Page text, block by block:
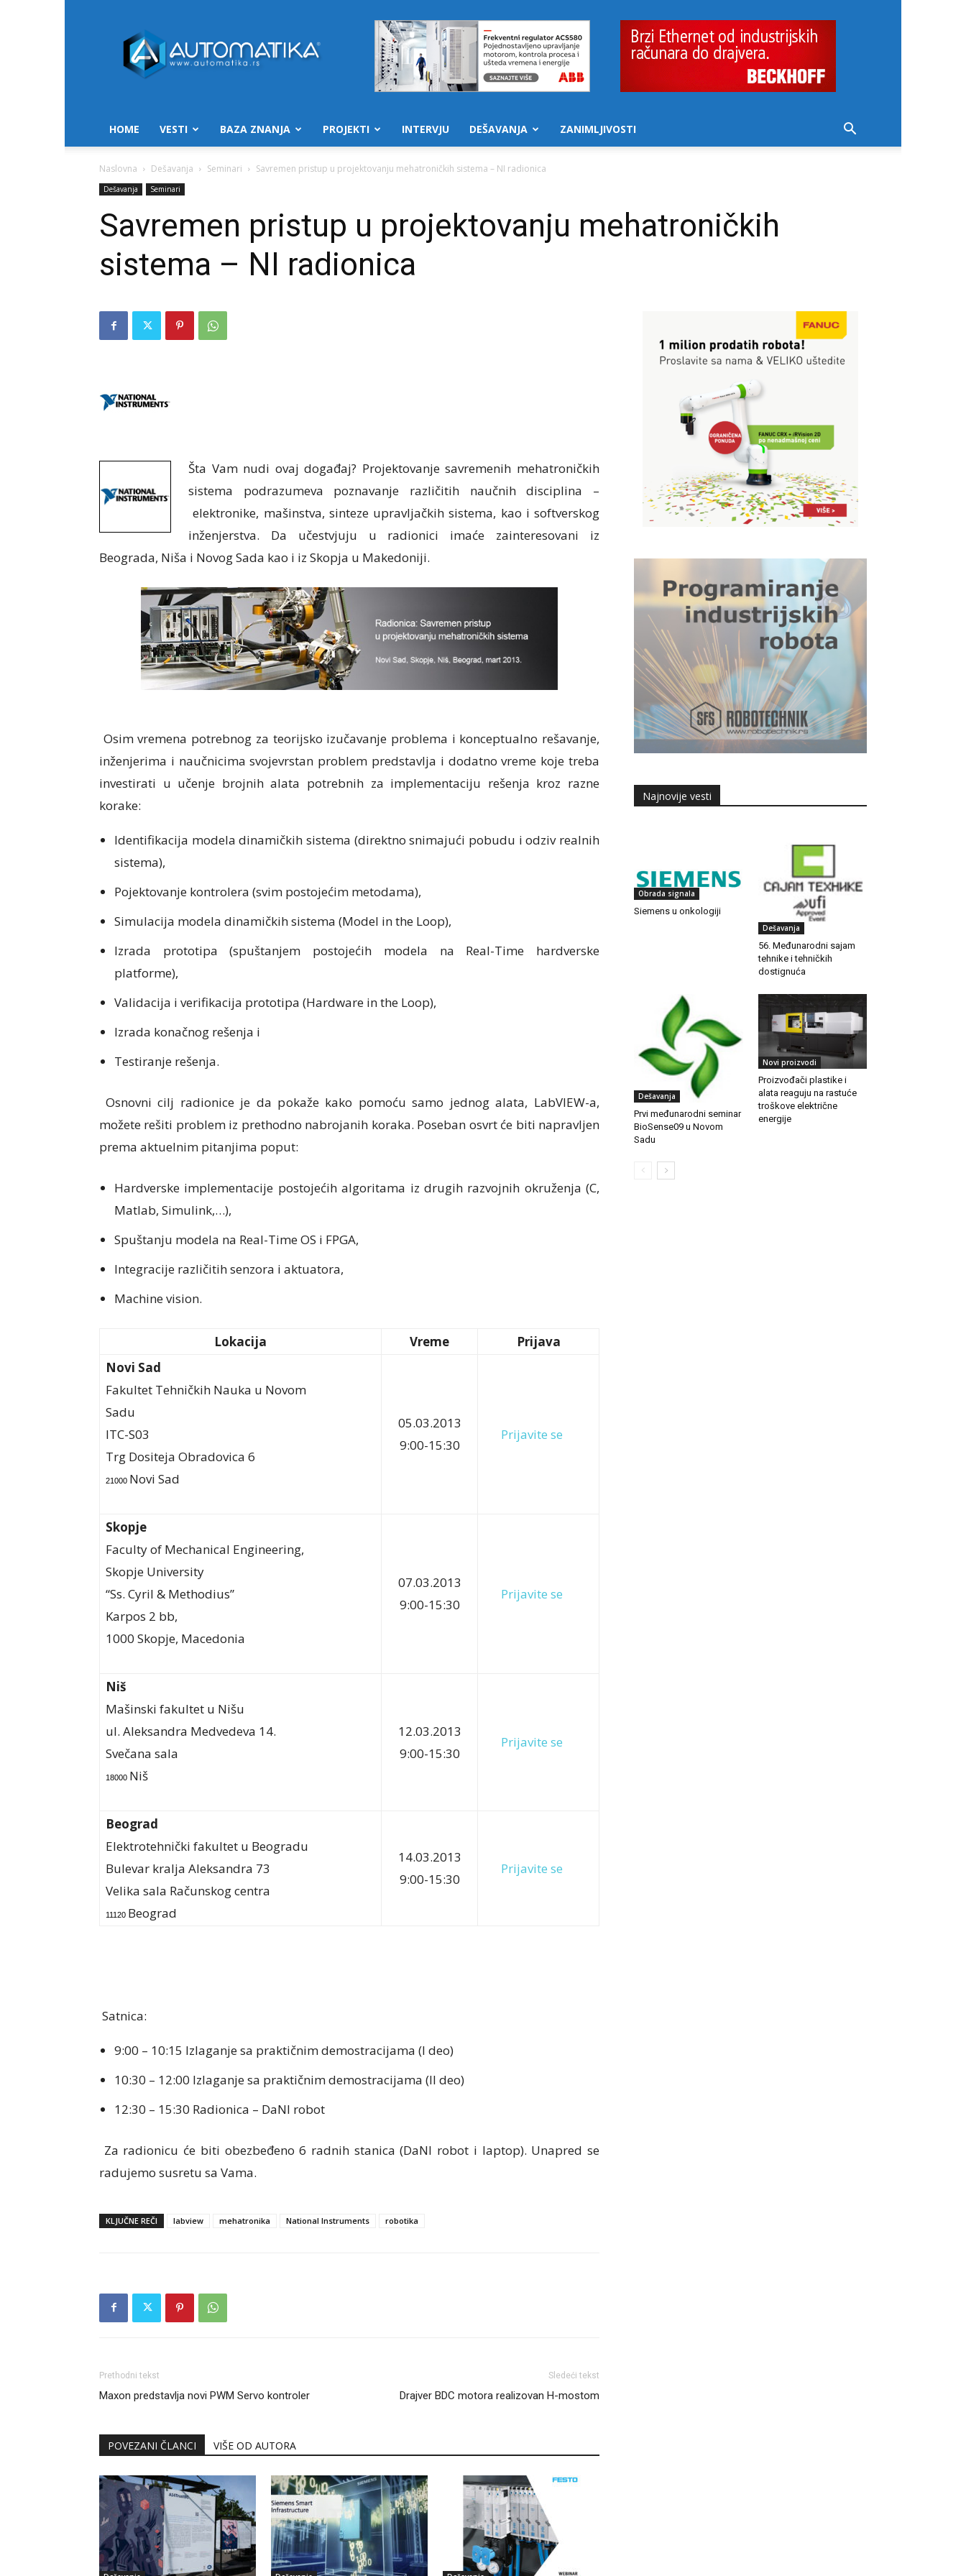
HOME VESTI BAZA ZNANJA PROJEKTI INTERVJU DEŠAVANJA ZANIMLJIVOSTI
Naslovna Dešavanja Seminari Savremen pristup u projektovanju mehatroničkih sistema – NI radionica
Dešavanja Seminari
Savremen pristup u projektovanju mehatroničkih
sistema – NI radionica
Šta Vam nudi ovaj događaj? Projektovanje savremenih mehatroničkih
sistema podrazumeva poznavanje različitih naučnih disciplina –
elektronike, mašinstva, sinteze upravljačkih sistema, kao i softverskog
inženjerstva. Da učestvjuju u radionici imaće zainteresovani iz
Beograda, Niša i Novog Sada kao i iz Skopja u Makedoniji.
Osim vremena potrebnog za teorijsko izučavanje problema i konceptualno rešavanje,
inženjerima i naučnicima svojevrstan problem predstavlja i dodatno vreme koje treba
investirati u učenje brojnih alata potrebnih za implementaciju rešenja kroz razne
korake:
Identifikacija modela dinamičkih sistema (direktno snimajući pobudu i odziv realnih
sistema),
Pojektovanje kontrolera (svim postojećim metodama),
Simulacija modela dinamičkih sistema (Model in the Loop),
Izrada prototipa (spuštanjem postojećih modela na Real-Time hardverske
platforme),
Validacija i verifikacija prototipa (Hardware in the Loop),
Izrada konačnog rešenja i
Testiranje rešenja.
Osnovni cilj radionice je da pokaže kako pomoću samo jednog alata, LabVIEW-a,
možete rešiti problem iz prethodno nabrojanih koraka. Poseban osvrt će biti napravljen
prema aktuelnim pitanjima poput:
Hardverske implementacije postojećih algoritama iz drugih razvojnih okruženja (C,
Matlab, Simulink,…),
Spuštanju modela na Real-Time OS i FPGA,
Integracije različitih senzora i aktuatora,
Machine vision.
Lokacija Vreme
Prijava
Novi Sad
Fakultet Tehničkih Nauka u Novom
Sadu
ITC-S03
Trg Dositeja Obradovica 6
21000 Novi Sad
05.03.2013
9:00-15:30
Prijavite se
Skopje
Faculty of Mechanical Engineering,
Skopje University
“Ss. Cyril & Methodius”
Karpos 2 bb,
1000 Skopje, Macedonia
07.03.2013
9:00-15:30
Prijavite se
Niš
Mašinski fakultet u Nišu
ul. Aleksandra Medvedeva 14.
Svečana sala
18000 Niš
12.03.2013
9:00-15:30
Prijavite se
Beograd
Elektrotehnički fakultet u Beogradu
Bulevar kralja Aleksandra 73
Velika sala Računskog centra
11120 Beograd
14.03.2013
9:00-15:30
Prijavite se
Satnica:
9:00 – 10:15 Izlaganje sa praktičnim demostracijama (I deo)
10:30 – 12:00 Izlaganje sa praktičnim demostracijama (II deo)
12:30 – 15:30 Radionica – DaNI robot
Za radionicu će biti obezbeđeno 6 radnih stanica (DaNI robot i laptop). Unapred se
radujemo susretu sa Vama.
KLJUČNE REČI labview mehatronika National Instruments robotika
Prethodni tekst
Maxon predstavlja novi PWM Servo kontroler
Sledeći tekst
Drajver BDC motora realizovan H-mostom
POVEZANI ČLANCI VIŠE OD AUTORA
Najnovije vesti
Obrada signala
Siemens u onkologiji
Dešavanja
56. Međunarodni sajam
tehnike i tehničkih
dostignuća
Dešavanja
Prvi međunarodni seminar
BioSense09 u Novom
Sadu
Novi proizvodi
Proizvođači plastike i
alata reaguju na rastuće
troškove električne
energije